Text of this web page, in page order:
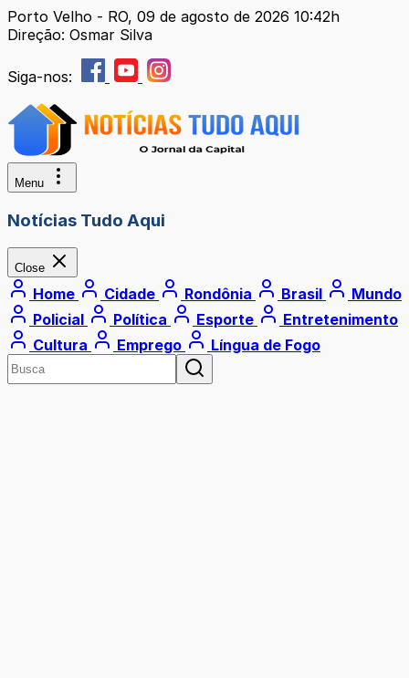
Porto Velho - RO, 09 de agosto de 2026 10:42h
Direção: Osmar Silva
Siga-nos:
Menu
Notícias Tudo Aqui
Close
Home Cidade Rondônia Brasil
Mundo
Policial
Política Esporte
Entretenimento
Cultura
Emprego Língua de Fogo